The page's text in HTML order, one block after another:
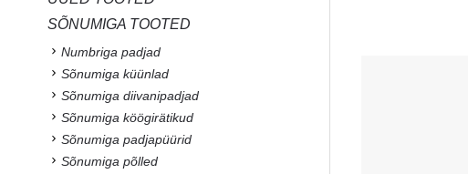
SÕNUMIGA TOOTED
Numbriga padjad
Sõnumiga küünlad
Sõnumiga diivanipadjad
Sõnumiga köögirätikud
Sõnumiga padjapüürid
Sõnumiga põlled